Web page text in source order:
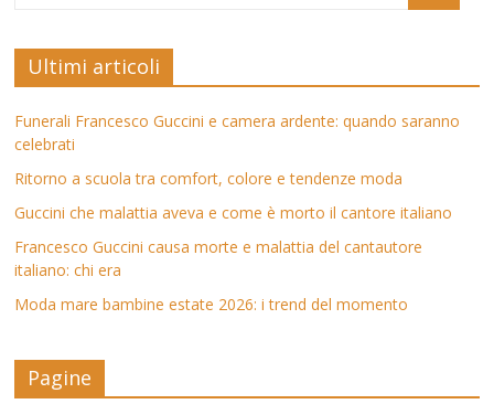
Ultimi articoli
Funerali Francesco Guccini e camera ardente: quando saranno
celebrati
Ritorno a scuola tra comfort, colore e tendenze moda
Guccini che malattia aveva e come è morto il cantore italiano
Francesco Guccini causa morte e malattia del cantautore
italiano: chi era
Moda mare bambine estate 2026: i trend del momento
Pagine